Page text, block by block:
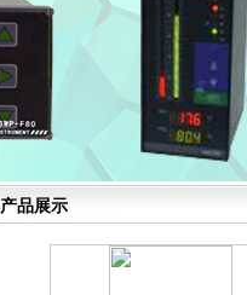
产品展示